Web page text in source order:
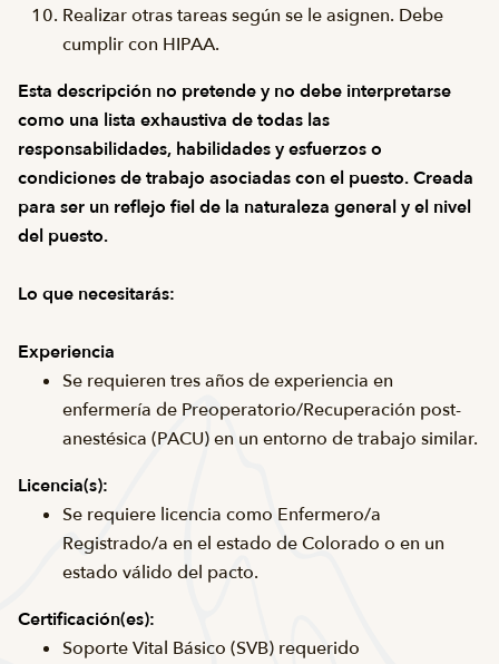
Realizar otras tareas según se le asignen. Debe
cumplir con HIPAA.
Esta descripción no pretende y no debe interpretarse
como una lista exhaustiva de todas las
responsabilidades, habilidades y esfuerzos o
condiciones de trabajo asociadas con el puesto. Creada
para ser un reflejo fiel de la naturaleza general y el nivel
del puesto.
Lo que necesitarás:
Experiencia
Se requieren tres años de experiencia en
enfermería de Preoperatorio/Recuperación post-
anestésica (PACU) en un entorno de trabajo similar.
Licencia(s):
Se requiere licencia como Enfermero/a
Registrado/a en el estado de Colorado o en un
estado válido del pacto.
Certificación(es):
Soporte Vital Básico (SVB) requerido